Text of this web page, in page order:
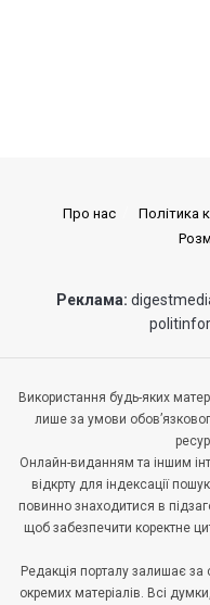
Про нас Політика
Реклама:
Використання будь-яких
лише за умови
Онлайн-виданням та іншим
відкрту для індексації
повинно знаходитися в
щоб забезпечити коректне
Редакція порталу залишає за
окремих матеріалів. Всі